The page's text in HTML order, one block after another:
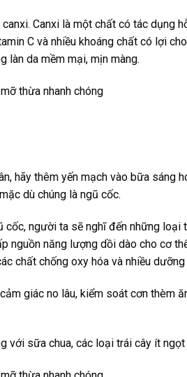
Canxi là một chất có tác dụng
C và nhiều khoáng chất có lợi
làn da mềm mại, mịn màng.
hãy thêm yến mạch vào bữa sáng
dù chúng là ngũ cốc.
cốc, người ta sẽ nghĩ đến những
nguồn năng lượng dồi dào cho cơ
chất chống oxy hóa và nhiều
giác no lâu, kiểm soát cơn thèm
với sữa chua, các loại trái cây ít